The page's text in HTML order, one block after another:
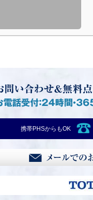
携帯PHSからもOK